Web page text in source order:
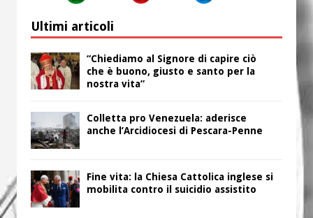
Ultimi articoli
“Chiediamo al Signore di capire ciò
che è buono, giusto e santo per la
nostra vita”
Colletta pro Venezuela: aderisce
anche l’Arcidiocesi di Pescara-Penne
Fine vita: la Chiesa Cattolica inglese si
mobilita contro il suicidio assistito